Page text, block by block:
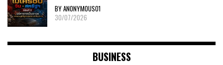
BY ANONYMOUS01
30/07/2026
BUSINESS